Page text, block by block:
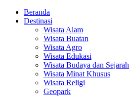
Beranda
Destinasi
Wisata Alam
Wisata Buatan
Wisata Agro
Wisata Edukasi
Wisata Budaya dan Sejarah
Wisata Minat Khusus
Wisata Religi
Geopark